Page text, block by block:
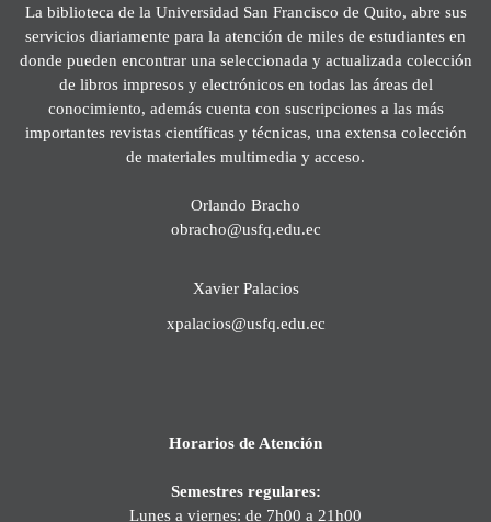
La biblioteca de la Universidad San Francisco de Quito, abre sus
servicios diariamente para la atención de miles de estudiantes en
donde pueden encontrar una seleccionada y actualizada colección
de libros impresos y electrónicos en todas las áreas del
conocimiento, además cuenta con suscripciones a las más
importantes revistas científicas y técnicas, una extensa colección
de materiales multimedia y acceso.
Orlando Bracho
obracho@usfq.edu.ec
Xavier Palacios
xpalacios@usfq.edu.ec
Horarios de Atención
Semestres regulares:
Lunes a viernes: de 7h00 a 21h00